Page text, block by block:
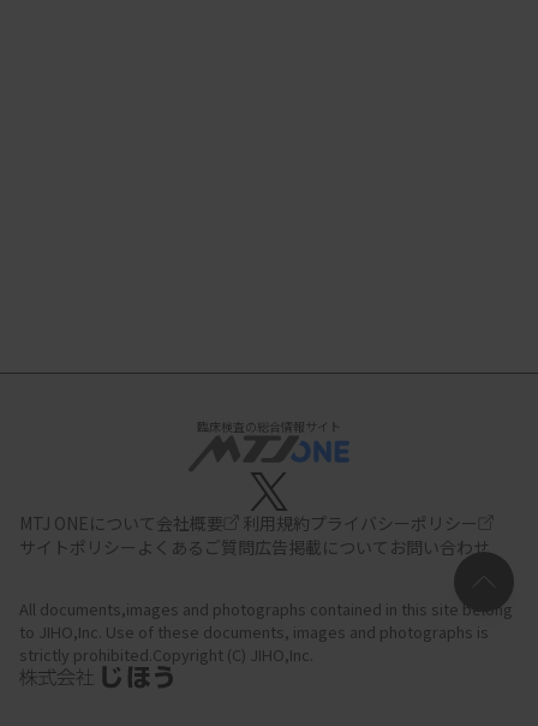
臨床検査の総合情報サイト
MTJ ONEについて会社概要 利用規約プライバシーポリシー
サイトポリシー よくあるご質問広告掲載について お問い合わせ
All documents,images and photographs contained in this site belong
to JIHO,Inc. Use of these documents, images and photographs is
strictly prohibited.Copyright (C) JIHO,Inc.